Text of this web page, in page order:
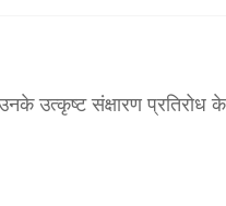
उत्कृष्ट संक्षारण प्रतिरोध